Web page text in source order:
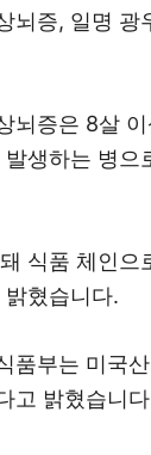
뇌증, 일명 광
뇌증은 8살
생하는 병으
식품 체인으
혔습니다.
품부는 미국
고 밝혔습니